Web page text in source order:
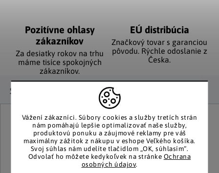
Vážení zákazníci. Súbory cookies a služby tretích strán
nám pomáhajú lepšie optimalizovať naše služby,
produktovú ponuku a záujmové reklamy pre váš
maximálny zážitok z nákupu v eshope Veľkého košíka.
Svoj súhlas nám udelíte tlačidlom „OK, súhlasím“.
Odvolať ho môžete kedykoľvek na stránke Ochrana
osobných údajov.
Pozitívne ohlasy
zákazníkov
Za desiatky rokov na trhu
máme tisíce spokojných
zákazníkov.
EÚ distribúcia
Značkový tovar s garanciou
pôvodu. Rýchle odoslanie z
Česka.
Súvisiaci tovar